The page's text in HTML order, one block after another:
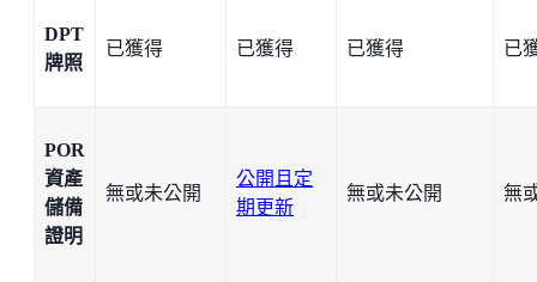
DPT
牌照
已獲得 已獲得 已獲得 已
POR
資產
儲備
證明
無或未公開
公開且定
期更新
無或未公開 無